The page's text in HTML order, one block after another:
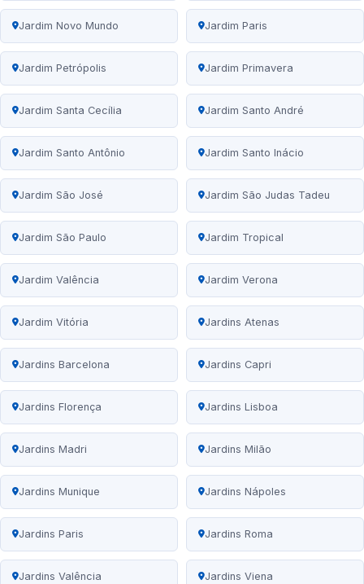
Jardim Novo Mundo Jardim Paris
Jardim Petrópolis Jardim Primavera
Jardim Santa Cecília Jardim Santo André
Jardim Santo Antônio Jardim Santo Inácio
Jardim São José Jardim São Judas Tadeu
Jardim São Paulo Jardim Tropical
Jardim Valência Jardim Verona
Jardim Vitória Jardins Atenas
Jardins Barcelona Jardins Capri
Jardins Florença Jardins Lisboa
Jardins Madri Jardins Milão
Jardins Munique Jardins Nápoles
Jardins Paris Jardins Roma
Jardins Valência Jardins Viena